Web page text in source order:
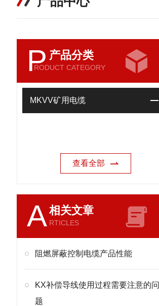
P 产品分类
RODUCT CATEGORY
MKVV矿用电缆
查看全部
A相关文章
RTICLES
阻燃屏蔽控制电缆产品性能
KX补偿导线使用过程需要注意的问
题